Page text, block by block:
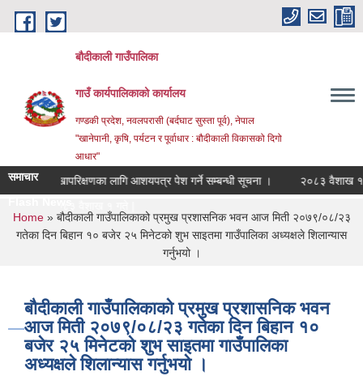
Skip to main content
बौदीकाली गाउँपालिका
गाउँ कार्यपालिकाको कार्यालय
गण्डकी प्रदेश, नवलपरासी (बर्दघाट सुस्ता पूर्व), नेपाल
"खानेपानी, कृषि, पर्यटन र पूर्वाधार : बौदीकाली विकासको दिगो
आधार"
समाचार
लेखापरिक्षणका लागि आशयपत्र पेश गर्ने सम्बन्धी सूचना ।
२०८३ वैशाख १
You are here
Home» बौदीकाली गाउँपालिकाको प्रमुख प्रशासनिक भवन आज मिती २०७९/०८/२३
गतेका दिन बिहान १० बजेर २५ मिनेटको शुभ साइतमा गाउँपालिका अध्यक्षले शिलान्यास
गर्नुभयो ।
बौदीकाली गाउँपालिकाको प्रमुख प्रशासनिक भवन
आज मिती २०७९/०८/२३ गतेका दिन बिहान १०
बजेर २५ मिनेटको शुभ साइतमा गाउँपालिका
अध्यक्षले शिलान्यास गर्नुभयो ।